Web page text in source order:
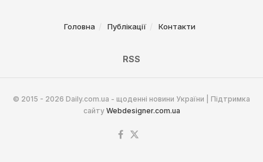
Головна Публікації Контакти
RSS
© 2015 - 2026 Daily.com.ua - щоденні новини України | Підтримка
сайту Webdesigner.com.ua